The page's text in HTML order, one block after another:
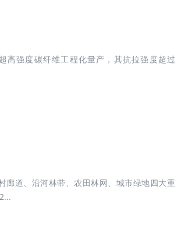
高强度碳纤维工程化量产，其抗拉强度超过
廊道、沿河林带、农田林网、城市绿地四大重